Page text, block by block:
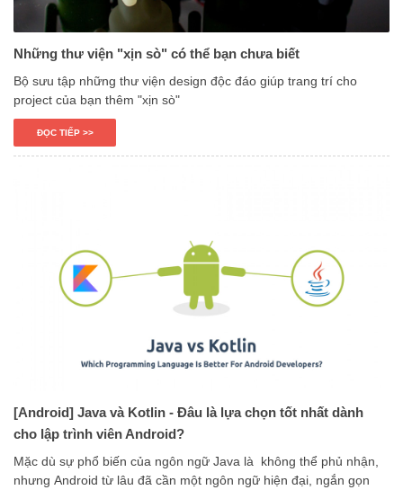
Những thư viện "xịn sò" có thể bạn chưa biết
Bộ sưu tập những thư viện design độc đáo giúp trang trí cho
project của bạn thêm "xịn sò"
ĐỌC TIẾP >>
[Android] Java và Kotlin - Đâu là lựa chọn tốt nhất dành
cho lập trình viên Android?
Mặc dù sự phổ biến của ngôn ngữ Java là không thể phủ nhận,
nhưng Android từ lâu đã cần một ngôn ngữ hiện đại, ngắn gọn